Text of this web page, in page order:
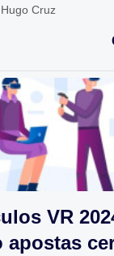
Cruz
VR
apostas